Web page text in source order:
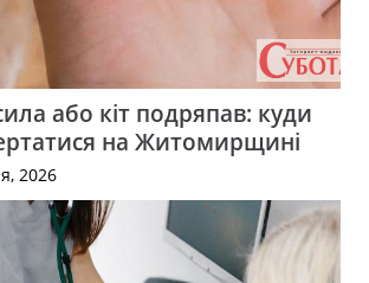
або кіт подряпав: куди
на Житомирщині
2026